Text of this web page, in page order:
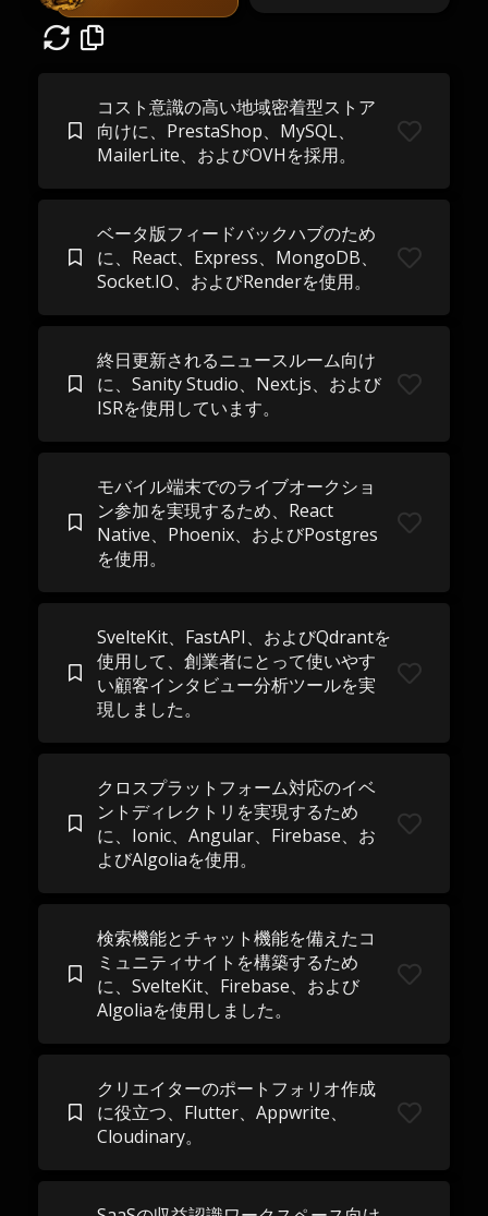
コスト意識の高い地域密着型ストア
向けに、PrestaShop、MySQL、
MailerLite、およびOVHを採用。
ベータ版フィードバックハブのため
に、React、Express、MongoDB、
Socket.IO、およびRenderを使用。
終日更新されるニュースルーム向け
に、Sanity Studio、Next.js、および
ISRを使用しています。
モバイル端末でのライブオークショ
ン参加を実現するため、React
Native、Phoenix、およびPostgres
を使用。
SvelteKit、FastAPI、およびQdrantを
使用して、創業者にとって使いやす
い顧客インタビュー分析ツールを実
現しました。
クロスプラットフォーム対応のイベ
ントディレクトリを実現するため
に、Ionic、Angular、Firebase、お
よびAlgoliaを使用。
検索機能とチャット機能を備えたコ
ミュニティサイトを構築するため
に、SvelteKit、Firebase、および
Algoliaを使用しました。
クリエイターのポートフォリオ作成
に役立つ、Flutter、Appwrite、
Cloudinary。